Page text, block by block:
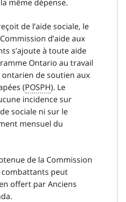
même dépense.
de l’aide sociale, le
d’aide aux
s’ajoute à toute aide
Ontario au travail
de soutien aux
(POSPH). Le
incidence sur
sociale ni sur le
mensuel du
de la Commission
combattants peut
offert par Anciens